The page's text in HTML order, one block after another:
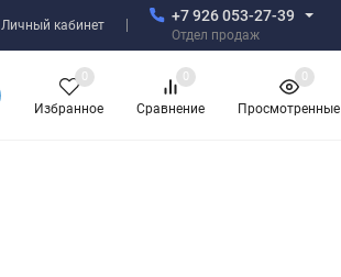
Личный кабинет
+7 926 053-27-39
Отдел продаж
Избранное
0
Сравнение
0
Просмотренные
0